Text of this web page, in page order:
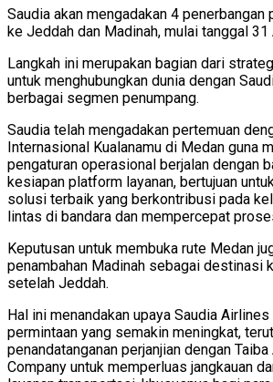
Saudia akan mengadakan 4 penerbangan
ke Jeddah dan Madinah, mulai tanggal 31
Langkah ini merupakan bagian dari
untuk menghubungkan dunia dengan
berbagai segmen penumpang.
Saudia telah mengadakan pertemuan
Internasional Kualanamu di Medan guna
pengaturan operasional berjalan dengan
kesiapan platform layanan, bertujuan
solusi terbaik yang berkontribusi pada
lintas di bandara dan mempercepat
Keputusan untuk membuka rute Medan
penambahan Madinah sebagai destinasi
setelah Jeddah.
Hal ini menandakan upaya Saudia
permintaan yang semakin meningkat,
penandatanganan perjanjian dengan
Company untuk memperluas jangkauan